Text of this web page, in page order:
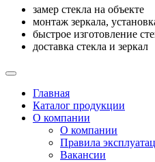
замер стекла на объекте
монтаж зеркала,
быстрое изготовление
доставка стекла и зеркал
Главная
Каталог продукции
О компании
О компании
Правила
Вакансии